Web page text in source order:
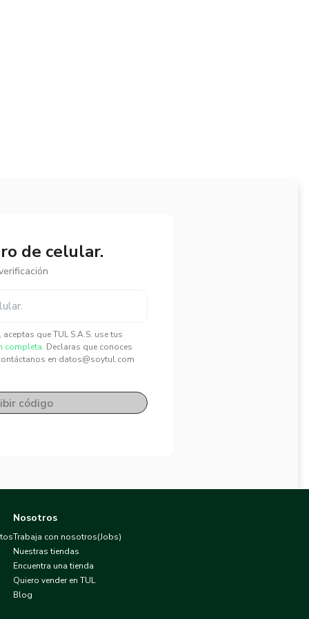
de celular.
que TUL S.A.S. use tus
completa. Declaras que conoces
en datos@soytul.com
código
Nosotros
Trabaja con nosotros(Jobs)
Nuestras tiendas
Encuentra una tienda
Quiero vender en TUL
Blog